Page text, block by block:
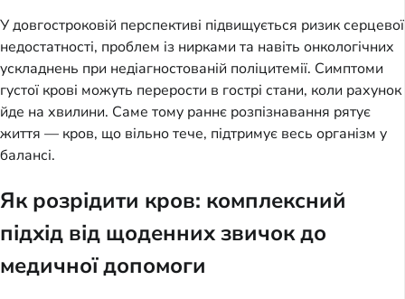
У довгостроковій перспективі підвищується ризик серцевої
недостатності, проблем із нирками та навіть онкологічних
ускладнень при недіагностованій поліцитемії. Симптоми
густої крові можуть перерости в гострі стани, коли рахунок
йде на хвилини. Саме тому раннє розпізнавання рятує
життя — кров, що вільно тече, підтримує весь організм у
балансі.
Як розрідити кров: комплексний
підхід від щоденних звичок до
медичної допомоги